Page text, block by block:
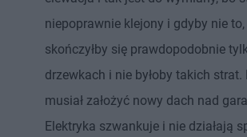
niepoprawnie klejony i gdyby nie
skończyłby się prawdopodobnie
drzewkach i nie byłoby takich strat.
musiał założyć nowy dach nad
Elektryka szwankuje i nie działają